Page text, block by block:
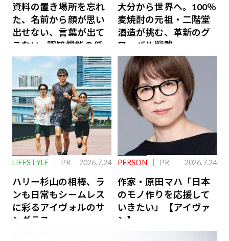
資料の置き場所を忘れ
た、名前から顔が思い
出せない、言葉が出て
こない…認知機能の低
下を救う、脳のインナ
ーケアとは
大分から世界へ。100％
麦焼酎の元祖・二階堂
酒造が挑む、革新のグ
ローバル戦略
LIFESTYLE PR 2026.7.24
ハリー杉山の相棒、ラ
ンも日常もシームレス
に彩るアイヴォルのサ
ングラス
PERSON PR 2026.7.24
作家・原田マハ「日本
のモノ作りを応援して
いきたい」【アイヴァ
ン】